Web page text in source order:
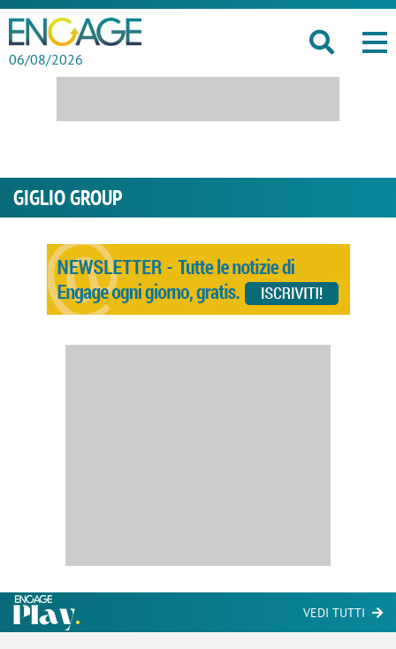
06/08/2026
GIGLIO GROUP
VEDI TUTTI